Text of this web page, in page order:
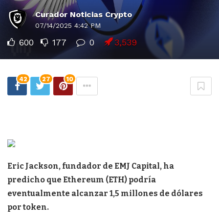
Curador Noticias Crypto
07/14/2025 4:42 PM
600 177 0 3,539
42 27 10
Eric Jackson, fundador de EMJ Capital, ha
predicho que Ethereum (ETH) podría
eventualmente alcanzar 1,5 millones de dólares
por token.